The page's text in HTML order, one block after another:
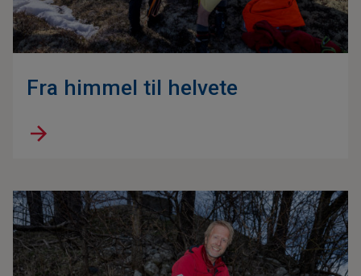
Fra himmel til helvete